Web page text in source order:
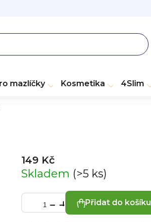
mazlíčky Kosmetika 4Slim
149 Kč
Skladem (>5 ks)
Přidat do košíku